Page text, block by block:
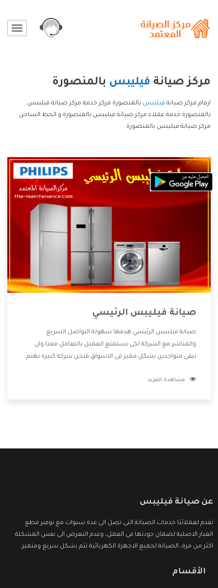
مركز صيانة فيليبس بالمنصورة
ارقام مركز صيانة فيليبس بالمنصورة مركز خدمة مركز صيانة فيليبس
بالمنصورة خدمة عملاء مركز صيانة فيليبس بالمنصورة و الخط الساخن
مركز صيانة فيليبس بالمنصورة.
صيانة فيليبس الرئيسي
صيانة فيليبس الرئيسي هدفها سهولة التواصل السريع
والمباشر مع الشركة لكى يستمتع العميل بالتعامل معنا وان
نبقى متواجدين بشكل مميز فى الاسواق فنحن شركة كبيرة نهتم
الشركة بها والتى تكون منها خدمة الصيانة التى تكون من أهم
مشاهدة المزيد
عن صيانة فيليبس
نقدم لعملائنا خدمات الصيانة التى تصل الى عدة سنوات مع توفير قطع
الغيار الاصلية لضمان جودتها فى العمل، وعدم التعرض الى نفس المشكلة
اكثر من مرة، الصيانة لجميع الاجهزة الكهربائية تتم بشكل سريع ومتميز.
الأقسام